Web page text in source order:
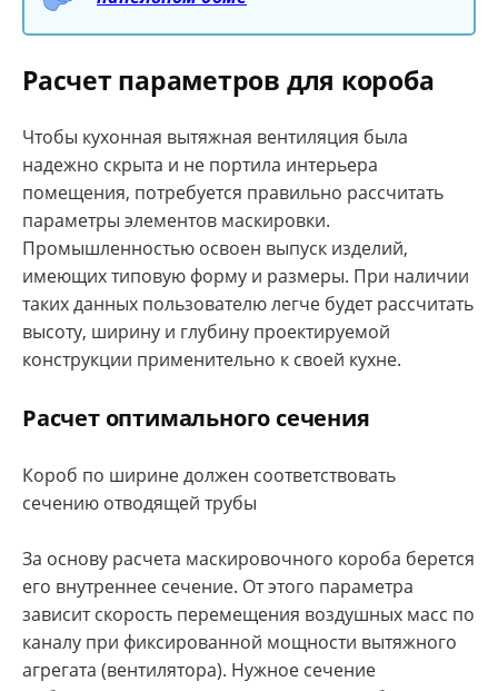
Расчет параметров для короба
Чтобы кухонная вытяжная вентиляция была
надежно скрыта и не портила интерьера
помещения, потребуется правильно рассчитать
параметры элементов маскировки.
Промышленностью освоен выпуск изделий,
имеющих типовую форму и размеры. При наличии
таких данных пользователю легче будет рассчитать
высоту, ширину и глубину проектируемой
конструкции применительно к своей кухне.
Расчет оптимального сечения
Короб по ширине должен соответствовать
сечению отводящей трубы
За основу расчета маскировочного короба берется
его внутреннее сечение. От этого параметра
зависит скорость перемещения воздушных масс по
каналу при фиксированной мощности вытяжного
агрегата (вентилятора). Нужное сечение